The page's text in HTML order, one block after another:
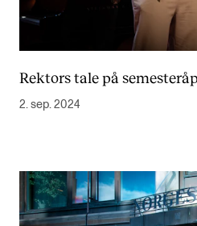
Rektors tale på
2. sep. 2024